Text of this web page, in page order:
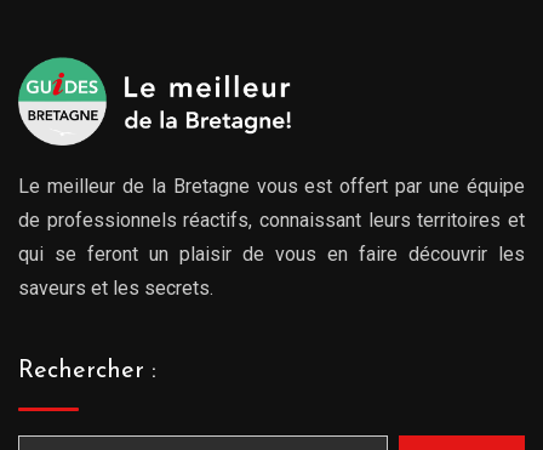
Le meilleur de la Bretagne vous est offert par une équipe
de professionnels réactifs, connaissant leurs territoires et
qui se feront un plaisir de vous en faire découvrir les
saveurs et les secrets.
Rechercher :